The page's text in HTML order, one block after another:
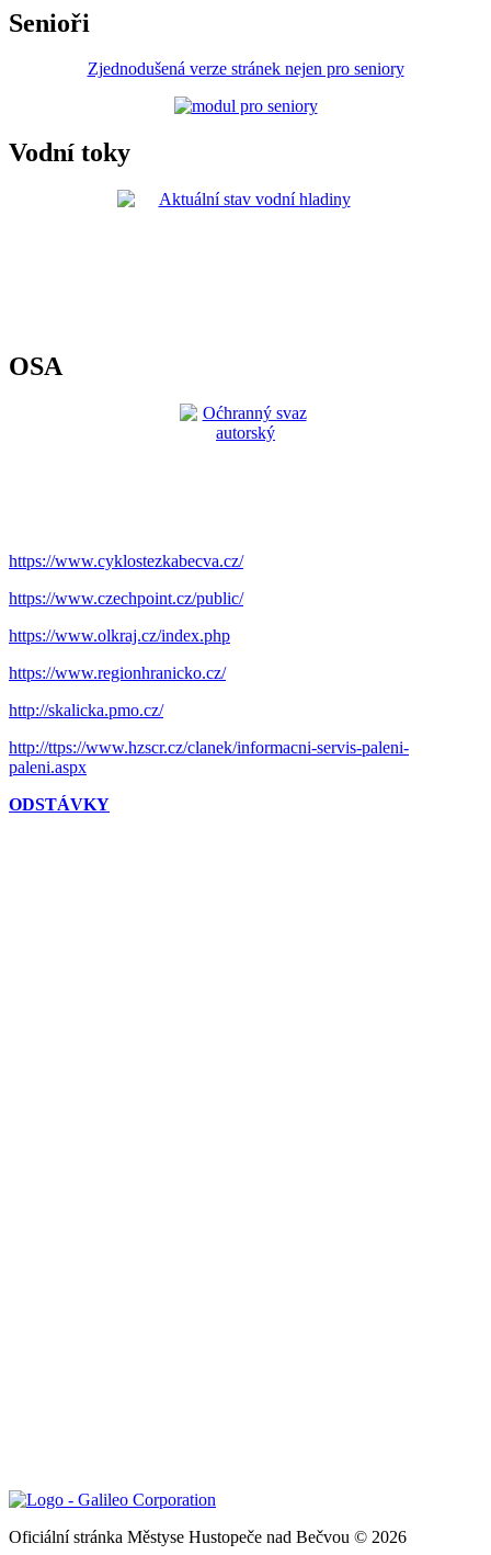
Senioři
Zjednodušená verze stránek nejen pro seniory
Vodní toky
OSA
https://www.cyklostezkabecva.cz/
https://www.czechpoint.cz/public/
https://www.olkraj.cz/index.php
https://www.regionhranicko.cz/
http://skalicka.pmo.cz/
http://ttps://www.hzscr.cz/clanek/informacni-servis-paleni-
paleni.aspx
ODSTÁVKY
Oficiální stránka Městyse Hustopeče nad Bečvou © 2026